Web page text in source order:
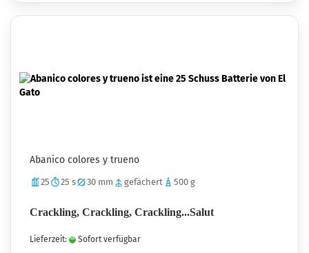
Abanico colores y trueno
25 25 s 30 mm gefächert 500 g
Crackling, Crackling, Crackling...Salut
Lieferzeit: Sofort verfügbar